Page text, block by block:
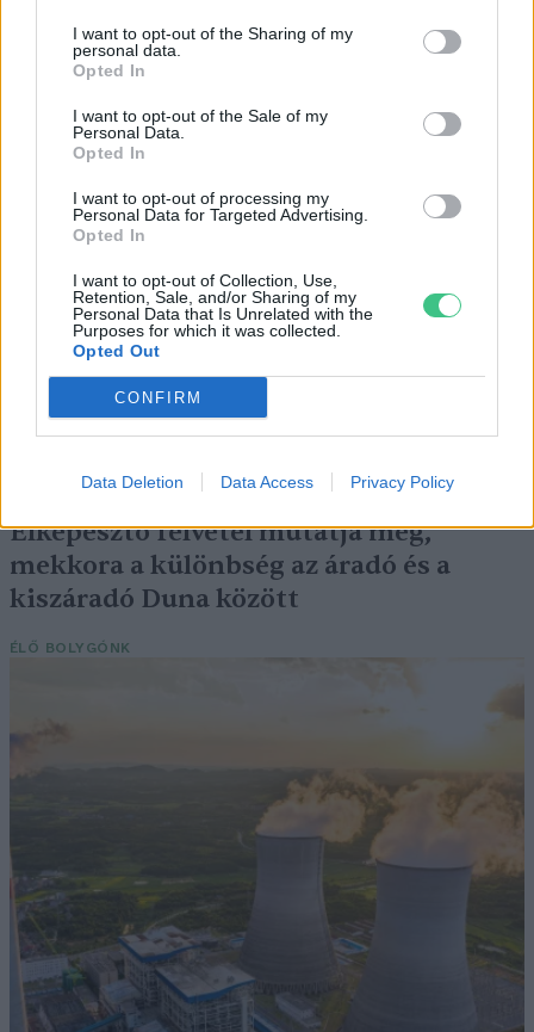
I want to opt-out of the Sharing of my
personal data.
Opted In
I want to opt-out of the Sale of my
Personal Data.
Opted In
I want to opt-out of processing my
Personal Data for Targeted Advertising.
Opted In
I want to opt-out of Collection, Use,
Retention, Sale, and/or Sharing of my
Personal Data that Is Unrelated with the
Purposes for which it was collected.
Opted Out
CONFIRM
Data Deletion Data Access Privacy Policy
Négy éven belül valósággá válhatnak az
elektromos repülőjáratok Európában
KÖZLEKEDÉS
Történelmi aszály sújtja Nagy-
Britanniát is
Elképesztő felvétel mutatja meg,
mekkora a különbség az áradó és a
kiszáradó Duna között
ÉLŐ BOLYGÓNK